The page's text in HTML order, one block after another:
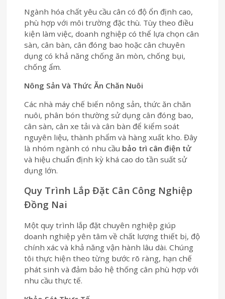
Ngành hóa chất yêu cầu cân có độ ổn định cao,
phù hợp với môi trường đặc thù. Tùy theo điều
kiện làm việc, doanh nghiệp có thể lựa chọn cân
sàn, cân bàn, cân đóng bao hoặc cân chuyên
dụng có khả năng chống ăn mòn, chống bụi,
chống ẩm.
Nông Sản Và Thức Ăn Chăn Nuôi
Các nhà máy chế biến nông sản, thức ăn chăn
nuôi, phân bón thường sử dụng cân đóng bao,
cân sàn, cân xe tải và cân bàn để kiểm soát
nguyên liệu, thành phẩm và hàng xuất kho. Đây
là nhóm ngành có nhu cầu bảo trì cân điện tử
và hiệu chuẩn định kỳ khá cao do tần suất sử
dụng lớn.
Quy Trình Lắp Đặt Cân Công Nghiệp
Đồng Nai
Một quy trình lắp đặt chuyên nghiệp giúp
doanh nghiệp yên tâm về chất lượng thiết bị, độ
chính xác và khả năng vận hành lâu dài. Chúng
tôi thực hiện theo từng bước rõ ràng, hạn chế
phát sinh và đảm bảo hệ thống cân phù hợp với
nhu cầu thực tế.